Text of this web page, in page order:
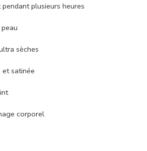
plusieurs heures
sèches
et satinée
corporel